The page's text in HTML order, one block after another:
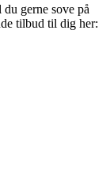
gerne sove på
tilbud til dig her: